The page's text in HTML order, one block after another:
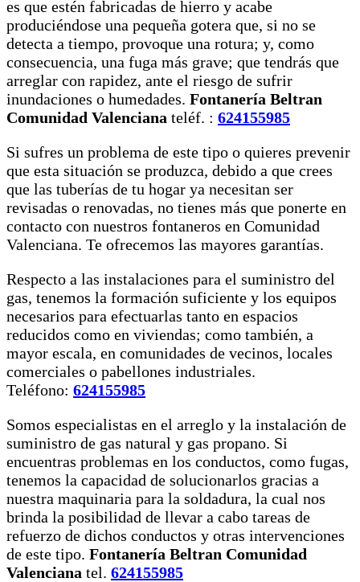
es que estén fabricadas de hierro y acabe
produciéndose una pequeña gotera que, si no se
detecta a tiempo, provoque una rotura; y, como
consecuencia, una fuga más grave; que tendrás que
arreglar con rapidez, ante el riesgo de sufrir
inundaciones o humedades. Fontanería Beltran
Comunidad Valenciana teléf. : 624155985
Si sufres un problema de este tipo o quieres prevenir
que esta situación se produzca, debido a que crees
que las tuberías de tu hogar ya necesitan ser
revisadas o renovadas, no tienes más que ponerte en
contacto con nuestros fontaneros en Comunidad
Valenciana. Te ofrecemos las mayores garantías.
Respecto a las instalaciones para el suministro del
gas, tenemos la formación suficiente y los equipos
necesarios para efectuarlas tanto en espacios
reducidos como en viviendas; como también, a
mayor escala, en comunidades de vecinos, locales
comerciales o pabellones industriales.
Teléfono: 624155985
Somos especialistas en el arreglo y la instalación de
suministro de gas natural y gas propano. Si
encuentras problemas en los conductos, como fugas,
tenemos la capacidad de solucionarlos gracias a
nuestra maquinaria para la soldadura, la cual nos
brinda la posibilidad de llevar a cabo tareas de
refuerzo de dichos conductos y otras intervenciones
de este tipo. Fontanería Beltran Comunidad
Valenciana tel. 624155985